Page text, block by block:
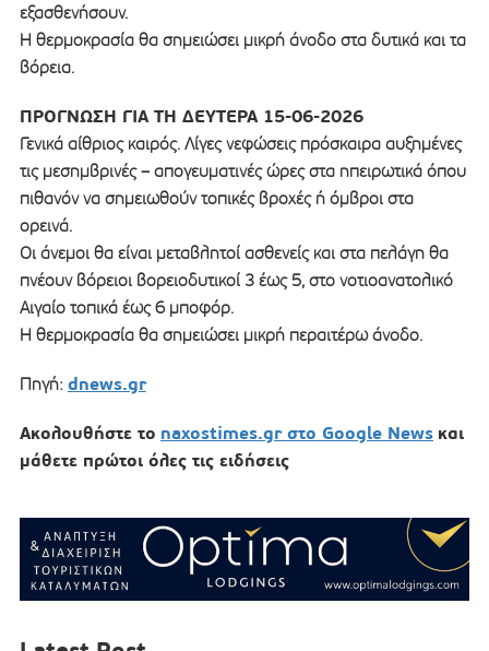
εξασθενήσουν.
Η θερμοκρασία θα σημειώσει μικρή άνοδο στα δυτικά και τα
βόρεια.
ΠΡΟΓΝΩΣΗ ΓΙΑ ΤΗ ΔΕΥΤΕΡΑ 15-06-2026
Γενικά αίθριος καιρός. Λίγες νεφώσεις πρόσκαιρα αυξημένες
τις μεσημβρινές – απογευματινές ώρες στα ηπειρωτικά όπου
πιθανόν να σημειωθούν τοπικές βροχές ή όμβροι στα
ορεινά.
Οι άνεμοι θα είναι μεταβλητοί ασθενείς και στα πελάγη θα
πνέουν βόρειοι βορειοδυτικοί 3 έως 5, στο νοτιοανατολικό
Αιγαίο τοπικά έως 6 μποφόρ.
Η θερμοκρασία θα σημειώσει μικρή περαιτέρω άνοδο.
Πηγή: dnews.gr
Ακολουθήστε το naxostimes.gr στο Google News και
μάθετε πρώτοι όλες τις ειδήσεις